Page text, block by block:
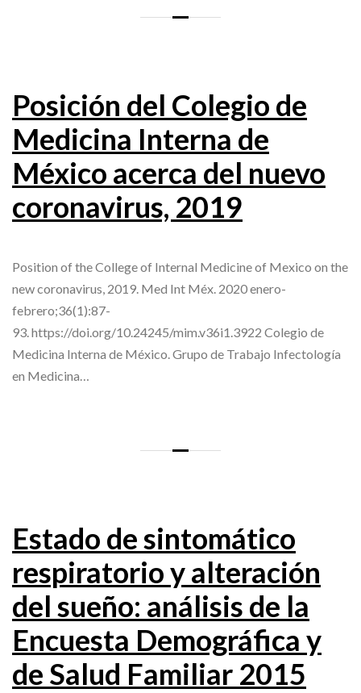
Posición del Colegio de
Medicina Interna de
México acerca del nuevo
coronavirus, 2019
Position of the College of Internal Medicine of Mexico on the
new coronavirus, 2019. Med Int Méx. 2020 enero-
febrero;36(1):87-
93. https://doi.org/10.24245/mim.v36i1.3922 Colegio de
Medicina Interna de México. Grupo de Trabajo Infectología
en Medicina…
Estado de sintomático
respiratorio y alteración
del sueño: análisis de la
Encuesta Demográfica y
de Salud Familiar 2015